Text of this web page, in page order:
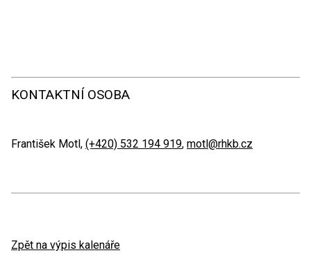
KONTAKTNÍ OSOBA
František Motl, (+420) 532 194 919, motl@rhkb.cz
Zpět na výpis kalenáře